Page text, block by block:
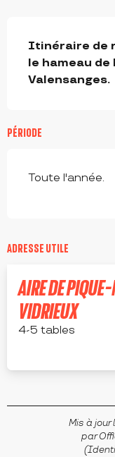
Itinéraire de
le hameau de
Valensanges.
PÉRIODE
Toute l'année.
ADRESSE UTILE
AIRE DE
VIDRIEUX
4-5 tables
Mis à jour
par